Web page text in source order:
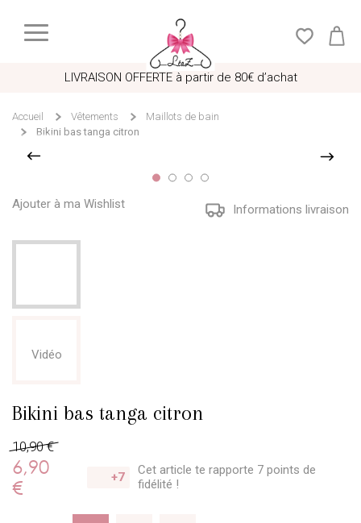
LIVRAISON OFFERTE à partir de 80€ d’achat
Accueil Vêtements
Maillots de bain
Bikini bas tanga citron
Ajouter à ma Wishlist Informations livraison
Vidéo
Bikini bas tanga citron
10,90 €
6,90
€
+7 Cet article te rapporte 7 points de
fidélité !